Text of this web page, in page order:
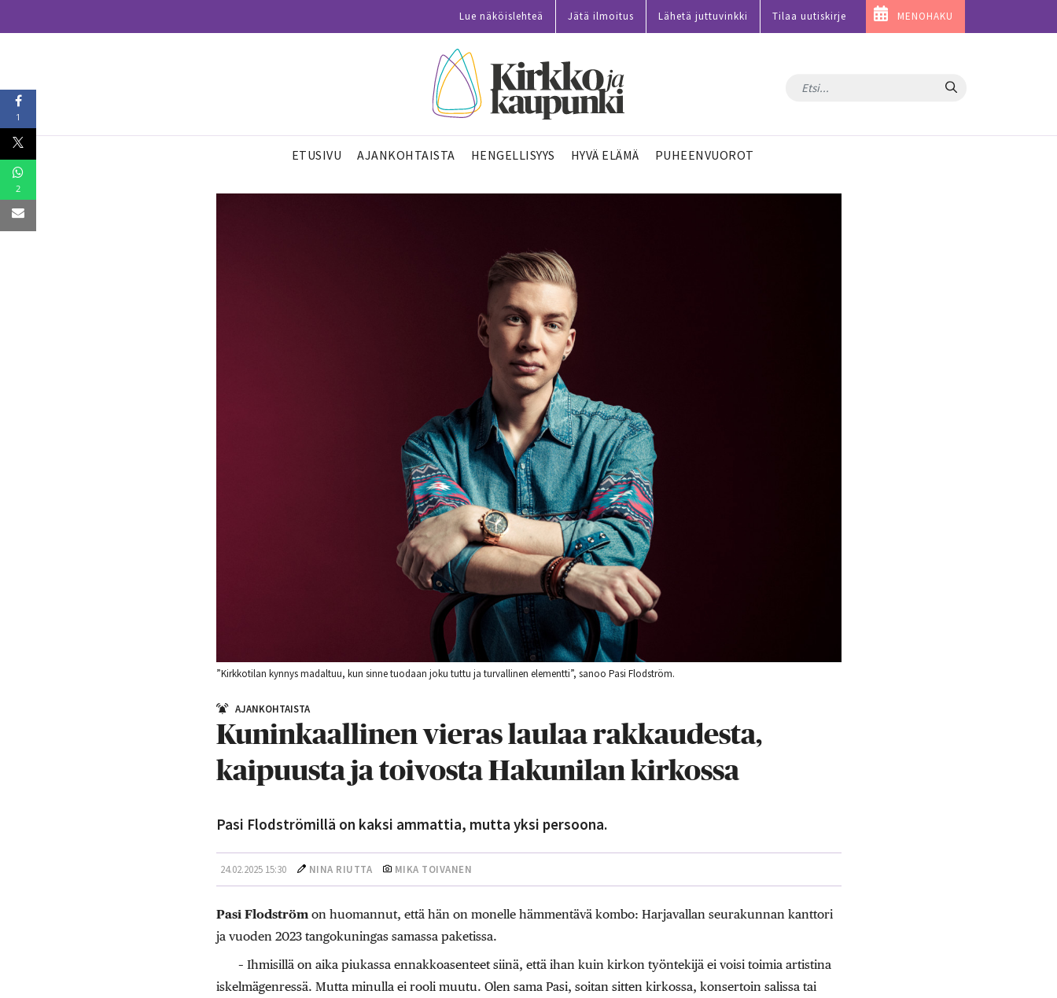
Lue näköislehteä Jätä ilmoitus Lähetä juttuvinkki Tilaa uutiskirje MENOHAKU
Hae
ETUSIVU AJANKOHTAISTA HENGELLISYYS HYVÄ ELÄMÄ PUHEENVUOROT
”Kirkkotilan kynnys madaltuu, kun sinne tuodaan joku tuttu ja turvallinen elementti”, sanoo Pasi Flodström.
AJANKOHTAISTA
Kuninkaallinen vieras laulaa rakkaudesta,
kaipuusta ja toivosta Hakunilan kirkossa
Pasi Flodströmillä on kaksi ammattia, mutta yksi persoona.
24.02.2025 15:30 NINA RIUTTA MIKA TOIVANEN
Pasi Flodströmon huomannut, että hän on monelle hämmentävä kombo: Harjavallan seurakunnan kanttori
ja vuoden 2023 tangokuningas samassa paketissa.
– Ihmisillä on aika piukassa ennakkoasenteet siinä, että ihan kuin kirkon työntekijä ei voisi toimia artistina
iskelmägenressä. Mutta minulla ei rooli muutu. Olen sama Pasi, soitan sitten kirkossa, konsertoin salissa tai
1
2